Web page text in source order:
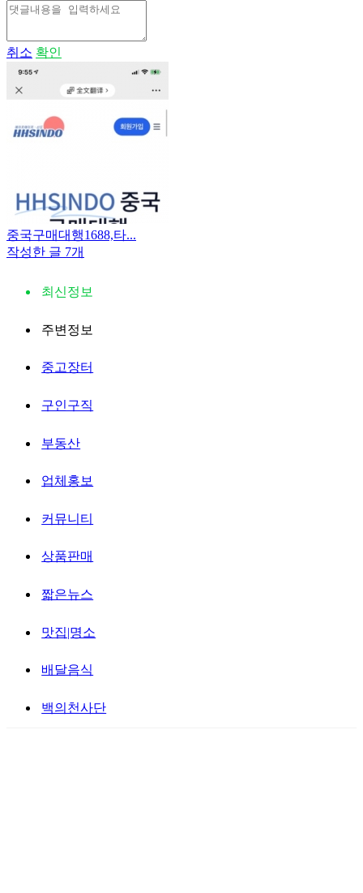
취소 확인
중국구매대행1688,타...
작성한 글 7개
최신정보
주변정보
중고장터
구인구직
부동산
업체홍보
커뮤니티
상품판매
짧은뉴스
맛집|명소
배달음식
백의천사단